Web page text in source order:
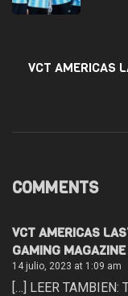
VCT AMERICAS
COMMENTS
VCT AMERICAS
GAMING MAGAZINE
14 julio, 2023 at 1:09 am
[…] LEER TAMBIEN: